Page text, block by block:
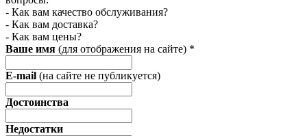
- Как вам качество обслуживания?
- Как вам доставка?
- Как вам цены?
Ваше имя (для отображения на сайте) *
E-mail (на сайте не публикуется)
Достоинства
Недостатки